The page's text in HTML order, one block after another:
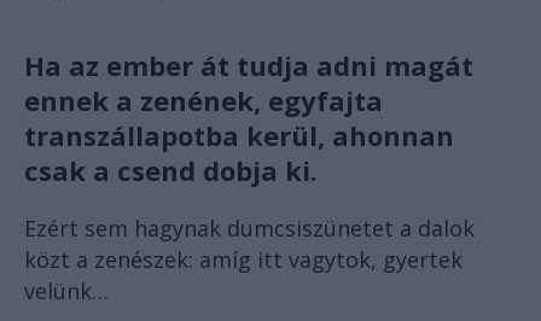
Ha az ember át tudja adni magát
ennek a zenének, egyfajta
transzállapotba kerül, ahonnan
csak a csend dobja ki.
Ezért sem hagynak dumcsiszünetet a dalok
közt a zenészek: amíg itt vagytok, gyertek
velünk…